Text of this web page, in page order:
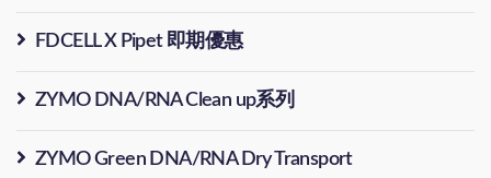
FDCELL X Pipet 即期優惠
ZYMO DNA/RNA Clean up系列
ZYMO Green DNA/RNA Dry Transport